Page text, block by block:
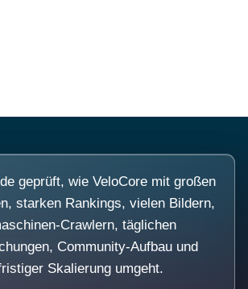
geprüft, wie VeloCore mit großen
starken Rankings, vielen Bildern,
Crawlern, täglichen
Community-Aufbau und
Skalierung umgeht.